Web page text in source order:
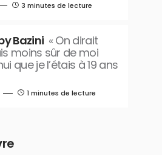
3 minutes de lecture
Bazini « On dirait
moins sûr de moi
que je l’étais à 19 ans
1 minutes de lecture